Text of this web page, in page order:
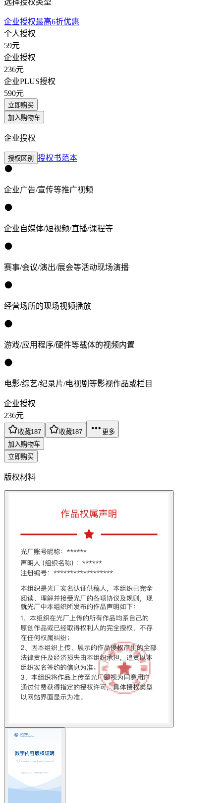
选择授权类型
企业授权最高6折优惠
个人授权
59元
企业授权
236元
企业PLUS授权
590元
立即购买
加入购物车
企业授权
授权区别 授权书范本
企业广告/宣传等推广视频
企业自媒体/短视频/直播/课程等
赛事/会议/演出/展会等活动现场演播
经营场所的现场视频播放
游戏/应用程序/硬件等载体的视频内置
电影/综艺/纪录片/电视剧等影视作品或栏目
企业授权
236元
收藏187 收藏187
更多
加入购物车
立即购买
版权材料